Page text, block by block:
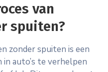
van
spuiten?
zonder spuiten is een
auto’s te verhelpen